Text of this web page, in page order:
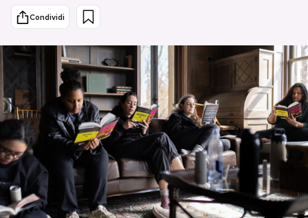
Scienza
Economia
Sport
Mondiali calcio 2026
PODCAST
NEWSLETTER
Condividi